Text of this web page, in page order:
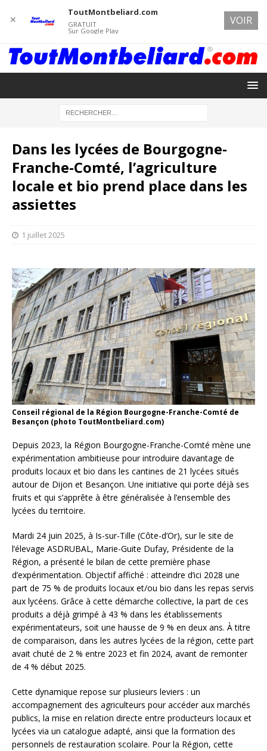
Dans les lycées de Bourgogne-
Franche-Comté, l’agriculture
locale et bio prend place dans les
assiettes
1 juillet 2025
Conseil régional de la Région Bourgogne-Franche-Comté de
Besançon (photo ToutMontbeliard.com)
Depuis 2023, la Région Bourgogne-Franche-Comté mène une
expérimentation ambitieuse pour introduire davantage de
produits locaux et bio dans les cantines de 21 lycées situés
autour de Dijon et Besançon. Une initiative qui porte déjà ses
fruits et qui s’apprête à être généralisée à l’ensemble des
lycées du territoire.
Mardi 24 juin 2025, à Is-sur-Tille (Côte-d’Or), sur le site de
l’élevage ASDRUBAL, Marie-Guite Dufay, Présidente de la
Région, a présenté le bilan de cette première phase
d’expérimentation. Objectif affiché : atteindre d’ici 2028 une
part de 75 % de produits locaux et/ou bio dans les repas servis
aux lycéens. Grâce à cette démarche collective, la part de ces
produits a déjà grimpé à 43 % dans les établissements
expérimentateurs, soit une hausse de 9 % en deux ans. À titre
de comparaison, dans les autres lycées de la région, cette part
avait chuté de 2 % entre 2023 et fin 2024, avant de remonter
de 4 % début 2025.
Cette dynamique repose sur plusieurs leviers : un
accompagnement des agriculteurs pour accéder aux marchés
publics, la mise en relation directe entre producteurs locaux et
lycées via un catalogue adapté, ainsi que la formation des
personnels de restauration scolaire. Pour la Région, cette
✕
ToutMontbeliard.com
GRATUIT
Sur Google Play
VOIR